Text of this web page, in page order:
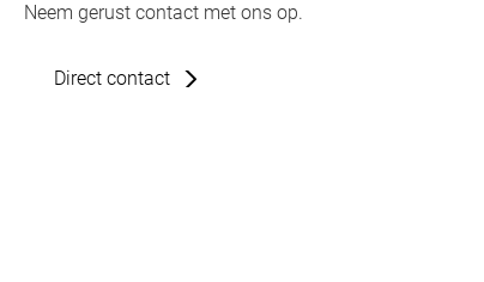
Neem gerust contact met ons op.
Direct contact